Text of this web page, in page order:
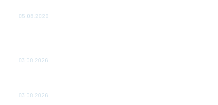
05.08.2026
03.08.2026
03.08.2026